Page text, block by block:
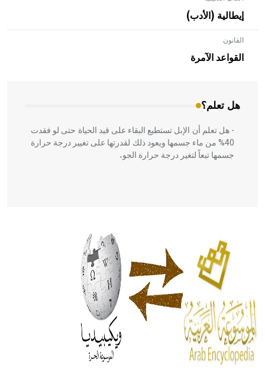
إيطالية (الأدب)
القانون
القواعد الآمرة
هل تعلم؟
- هل تعلم أن الأبلق نوع من الفنون الهندسية التي ارتبطت
بالعمارة الإسلامية في بلاد الشام ومصر خاصة، حيث يحرص
المعمار على بناء مداميكه وخاصة في الواجهات
- هل تعلم أن الإبل تستطيع البقاء على قيد الحياة حتى لو فقدت
40% من ماء جسمها ويعود ذلك لقدرتها على تغيير درجة حرارة
جسمها تبعاً لتغير درجة حرارة الجو،
الحكم، الأدلة، تنظيم التغذية، ورسالته في جروح الرأس. ويعود
له الفضل بأنه حرر الطب من الدين والفلسفة.
- هل تعلم أن المرجان إفراز حيواني يتكون في البحر ويتركب
من مادة كربونات الكلسيوم، وهو أحمر أو شديد الحمرة وهو
أجود أنواعه، ويمتاز بكبر الحجم ويسمى الش